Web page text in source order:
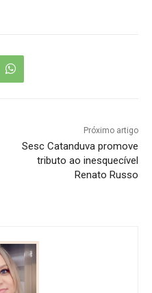
Próximo artigo
Sesc Catanduva promove
tributo ao inesquecível
Renato Russo